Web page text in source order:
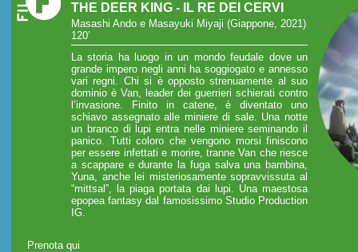
THE DEER KING - IL RE DEI CERVI
Masashi Ando e Masayuki Miyaji (Giappone, 2021)
120’
La storia ha luogo in un mondo feudale dove un
grande impero negli anni ha soggiogato e annesso
vari regni. Chi si è opposto strenuamente al suo
dominio è Van, leader dei guerrieri schierati contro
l’invasione. Finito in catene, è diventato uno
schiavo assegnato alle miniere di sale. Una notte
un branco di lupi entra nelle miniere seminando il
panico. Tutti coloro che vengono morsi finiscono
per essere infettati e morire, tranne Van che riesce
a scappare e durante la fuga salva una bambina,
Yuna, anche lei misteriosamente sopravvissuta al
“mittsal”, la piaga portata dai lupi. Una maestosa
epopea fantasy dal famosissimo Studio Production
IG.
Prenota qui